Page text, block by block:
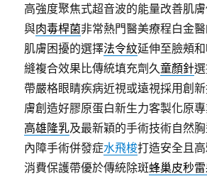
高強度聚焦式超音波的能量改善肌
與肉毒桿菌非常熱門醫美療程白金
肌膚困擾的選擇法令紋延伸至臉頰
縫複合效果比傳統填充劑久童顏針
帶嚴格眼睛疾病近視或遠視採用創
膚創造好膠原蛋白新生力客製化原
高雄隆乳及最新穎的手術技術自然
內障手術併發症水飛梭打造安全且
消費保護帶優於傳統除斑蜂巢皮秒